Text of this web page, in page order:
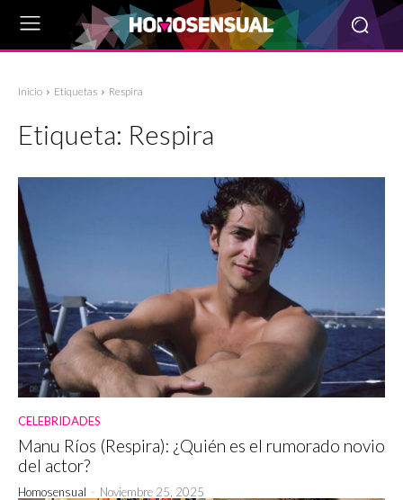
Inicio Etiquetas Respira
Etiqueta: Respira
CELEBRIDADES
Manu Ríos (Respira): ¿Quién es el rumorado novio
del actor?
Homosensual - Noviembre 25, 2025